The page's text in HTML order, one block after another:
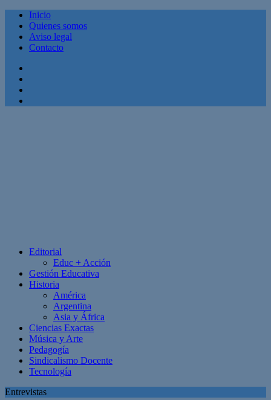
Inicio
Quienes somos
Aviso legal
Contacto
Editorial
Educ + Acción
Gestión Educativa
Historia
América
Argentina
Asia y África
Ciencias Exactas
Música y Arte
Pedagogía
Sindicalismo Docente
Tecnología
Entrevistas